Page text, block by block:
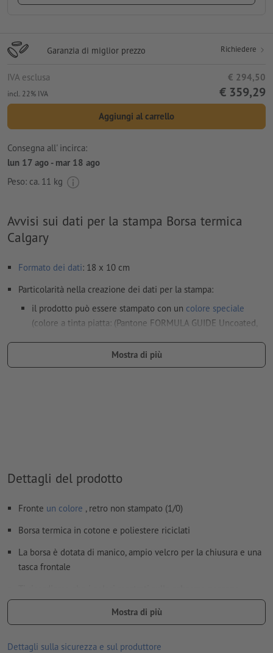
Garanzia di miglior prezzo Richiedere
IVA esclusa € 294,50
incl. 22% IVA € 359,29
Aggiungi al carrello
Consegna all' incirca:
lun 17 ago - mar 18 ago
Peso: ca. 11 kg
Avvisi sui dati per la stampa Borsa termica
Calgary
Formato dei dati: 18 x 10 cm
Particolarità nella creazione dei dati per la stampa:
il prodotto può essere stampato con un colore speciale
(colore a tinta piatta: (Pantone FORMULA GUIDE Uncoated,
il materiale di supporto per la stampa può essere fatto
Non correggiamo errori di ortografia e sintassi
Mostra di più
Dettagli del prodotto
Fronte un colore , retro non stampato (1/0)
Borsa termica in cotone e poliestere riciclati
La borsa è dotata di manico, ampio velcro per la chiusura e una
tasca frontale
differire dai colori reali del prodotto per via delle condizioni di
illuminazione o delle impostazioni del monitor.
Mostra di più
Dettagli sulla sicurezza e sul produttore